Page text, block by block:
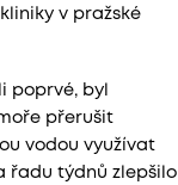
v pražské
poprvé, byl
přerušit
vodou využívat
řadu týdnů zlepšilo